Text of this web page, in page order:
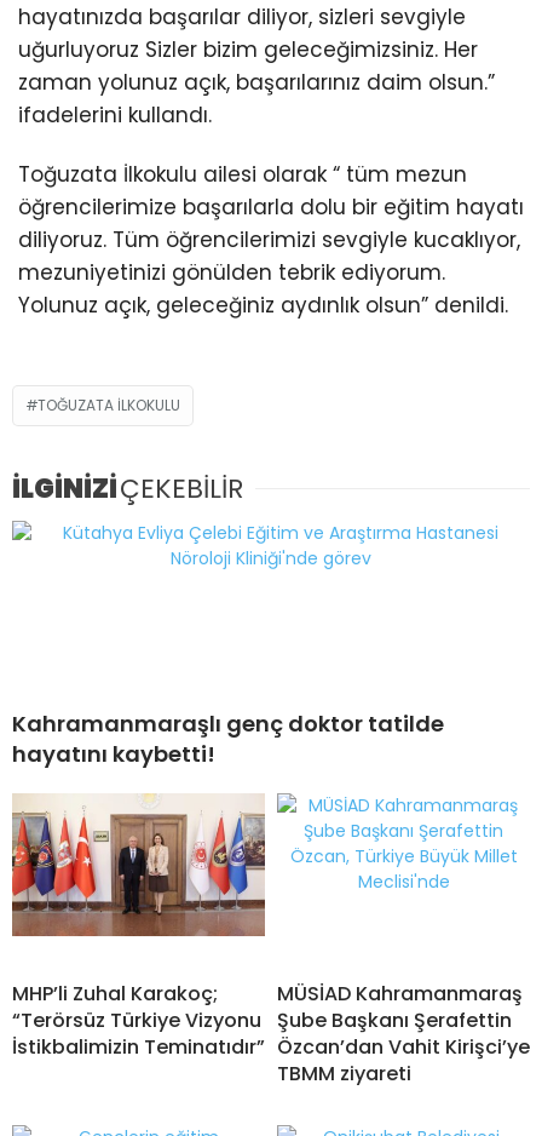
hayatınızda başarılar diliyor, sizleri sevgiyle
uğurluyoruz Sizler bizim geleceğimizsiniz. Her
zaman yolunuz açık, başarılarınız daim olsun.”
ifadelerini kullandı.
Toğuzata İlkokulu ailesi olarak “ tüm mezun
öğrencilerimize başarılarla dolu bir eğitim hayatı
diliyoruz. Tüm öğrencilerimizi sevgiyle kucaklıyor,
mezuniyetinizi gönülden tebrik ediyorum.
Yolunuz açık, geleceğiniz aydınlık olsun” denildi.
TOĞUZATA ILKOKULU
İLGİNİZİÇEKEBİLİR
Kahramanmaraşlı genç doktor tatilde
hayatını kaybetti!
MHP’li Zuhal Karakoç;
“Terörsüz Türkiye Vizyonu
İstikbalimizin Teminatıdır”
MÜSİAD Kahramanmaraş
Şube Başkanı Şerafettin
Özcan’dan Vahit Kirişci’ye
TBMM ziyareti